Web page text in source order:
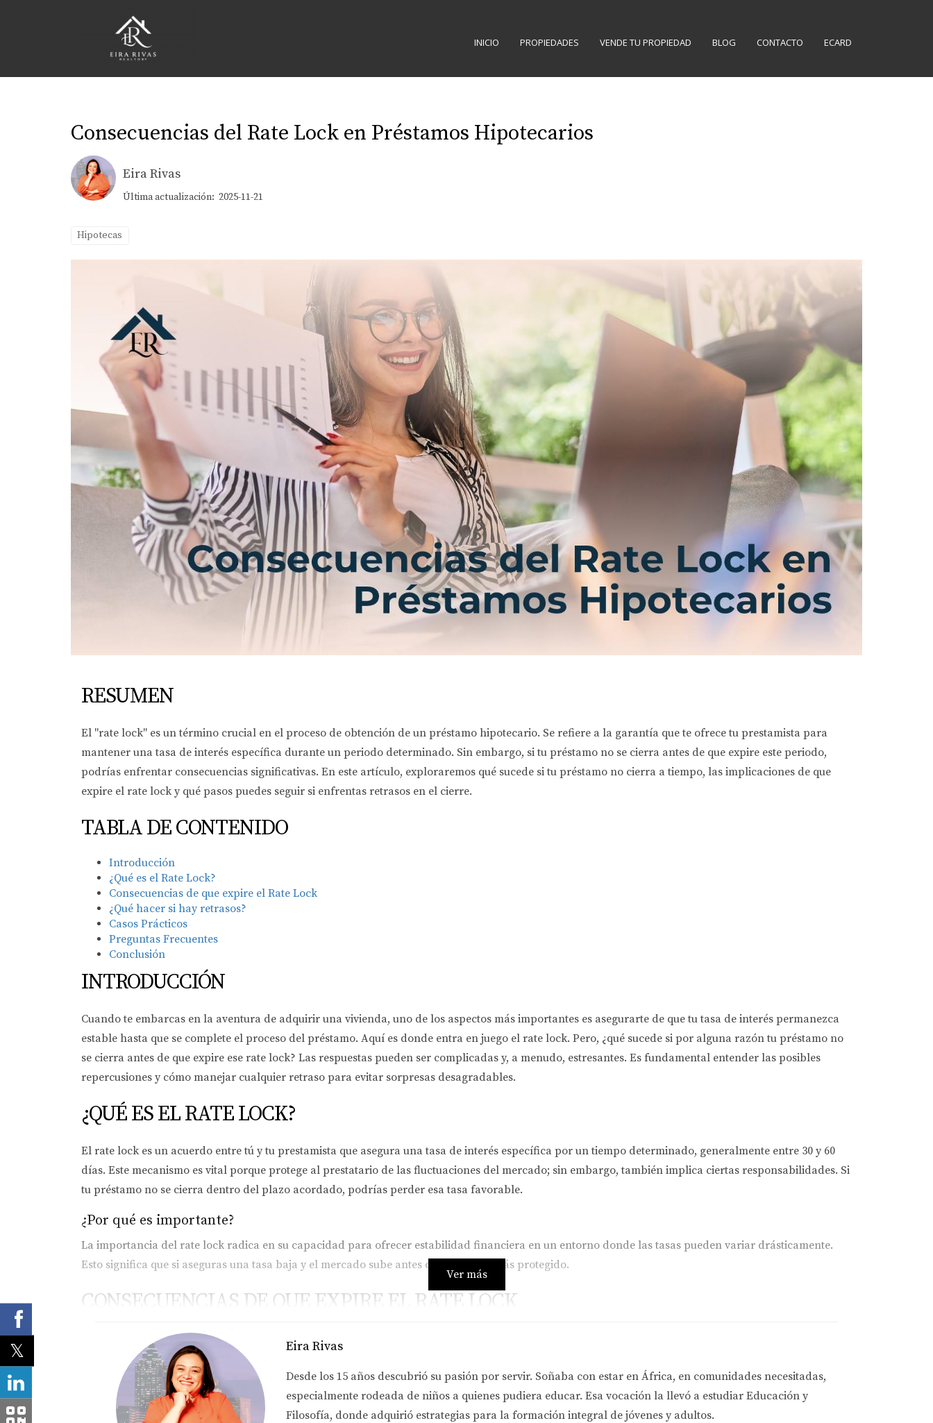
INICIO PROPIEDADES VENDE TU PROPIEDAD BLOG CONTACTO ECARD
Consecuencias del Rate Lock en Préstamos Hipotecarios
Eira Rivas
Última actualización: 2025-11-21
Hipotecas
RESUMEN
El "rate lock" es un término crucial en el proceso de obtención de un préstamo hipotecario. Se refiere a la garantía que te ofrece tu prestamista para
mantener una tasa de interés específica durante un periodo determinado. Sin embargo, si tu préstamo no se cierra antes de que expire este periodo,
podrías enfrentar consecuencias significativas. En este artículo, exploraremos qué sucede si tu préstamo no cierra a tiempo, las implicaciones de que
expire el rate lock y qué pasos puedes seguir si enfrentas retrasos en el cierre.
TABLA DE CONTENIDO
Introducción
¿Qué es el Rate Lock?
Consecuencias de que expire el Rate Lock
¿Qué hacer si hay retrasos?
Casos Prácticos
Preguntas Frecuentes
Conclusión
INTRODUCCIÓN
Cuando te embarcas en la aventura de adquirir una vivienda, uno de los aspectos más importantes es asegurarte de que tu tasa de interés permanezca
estable hasta que se complete el proceso del préstamo. Aquí es donde entra en juego el rate lock. Pero, ¿qué sucede si por alguna razón tu préstamo no
se cierra antes de que expire ese rate lock? Las respuestas pueden ser complicadas y, a menudo, estresantes. Es fundamental entender las posibles
repercusiones y cómo manejar cualquier retraso para evitar sorpresas desagradables.
¿QUÉ ES EL RATE LOCK?
El rate lock es un acuerdo entre tú y tu prestamista que asegura una tasa de interés específica por un tiempo determinado, generalmente entre 30 y 60
días. Este mecanismo es vital porque protege al prestatario de las fluctuaciones del mercado; sin embargo, también implica ciertas responsabilidades. Si
tu préstamo no se cierra dentro del plazo acordado, podrías perder esa tasa favorable.
¿Por qué es importante?
La importancia del rate lock radica en su capacidad para ofrecer estabilidad financiera en un entorno donde las tasas pueden variar drásticamente.
Esto significa que si aseguras una tasa baja y el mercado sube antes del cierre, estarás protegido.
CONSECUENCIAS DE QUE EXPIRE EL RATE LOCK
Si tu préstamo no se cierra antes de que expire el rate lock, puedes enfrentarte a varias consecuencias negativas. En primer lugar, podrías perder la tasa
acordada y tener que aceptar una nueva tasa más alta. Esto puede impactar significativamente tus pagos mensuales y el costo total del préstamo a lo
largo del tiempo.
Costos adicionales
Ver más
Eira Rivas
Desde los 15 años descubrió su pasión por servir. Soñaba con estar en África, en comunidades necesitadas,
especialmente rodeada de niños a quienes pudiera educar. Esa vocación la llevó a estudiar Educación y
Filosofía, donde adquirió estrategias para la formación integral de jóvenes y adultos.